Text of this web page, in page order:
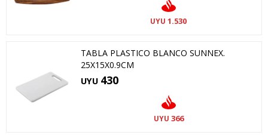
UYU 1.530
TABLA PLASTICO BLANCO SUNNEX.
25X15X0.9CM
UYU 430
UYU 366